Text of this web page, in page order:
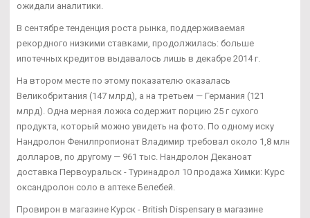
ожидали аналитики.
В сентябре тенденция роста рынка, поддерживаемая
рекордного низкими ставками, продолжилась: больше
ипотечных кредитов выдавалось лишь в декабре 2014 г.
На втором месте по этому показателю оказалась
Великобритания (147 млрд), а на третьем — Германия (121
млрд). Одна мерная ложка содержит порцию 25 г сухого
продукта, который можно увидеть на фото. По одному иску
Нандролон Фенилпропионат Владимир требовал около 1,8 млн
долларов, по другому — 961 тыс. Нандролон Деканоат
доставка Первоуральск - Туринадрол 10 продажа Химки: Курс
оксандролон соло в аптеке Белебей.
Провирон в магазине Курск - British Dispensary в магазине